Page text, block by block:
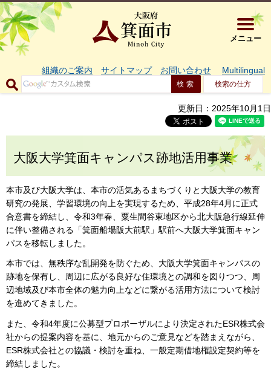
大阪府箕
メニュー
組織のご案内 サイトマップ お問い合わせ Multilingual
検索の仕方
更新日：2025年10月1日
大阪大学箕面キャンパス跡地活用事業
本市及び大阪大学は、本市の活気あるまちづくりと大阪大学の教育
研究の発展、学習環境の向上を実現するため、平成28年4月に正式
合意書を締結し、令和3年春、粟生間谷東地区から北大阪急行線延伸
に伴い整備される「箕面船場阪大前駅」駅前へ大阪大学箕面キャン
パスを移転しました。
本市では、無秩序な乱開発を防ぐため、大阪大学箕面キャンパスの
跡地を保有し、周辺に広がる良好な住環境との調和を図りつつ、周
辺地域及び本市全体の魅力向上などに繋がる活用方法について検討
を進めてきました。
また、令和4年度に公募型プロポーザルにより決定されたESR株式会
社からの提案内容を基に、地元からのご意見などを踏まえながら、
ESR株式会社との協議・検討を重ね、一般定期借地権設定契約等を
締結しました。